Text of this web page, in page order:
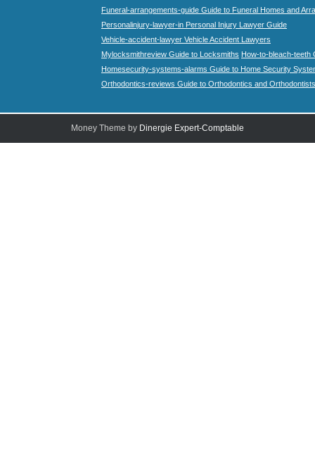
Funeral-arrangements-guide Guide to Funeral Homes and
Personalinjury-lawyer-in Personal Injury Lawyer Guide
Vehicle-accident-lawyer Vehicle Accident Lawyers
Mylocksmithreview Guide to Locksmiths How-to-bleach-teeth
Homesecurity-systems-alarms Guide to Home Security
Orthodontics-reviews Guide to Orthodontics and Orthodontists
Money Theme by Dinergie Expert-Comptable